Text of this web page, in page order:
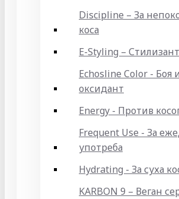
Discipline – За
коса
E-Styling –
Echosline Color - Боя и
оксидант
Energy - Против
Frequent Use - За
употреба
Hydrating - За суха
KARBON 9 – Веган